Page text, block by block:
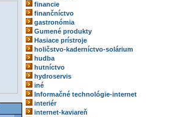
financie
finančníctvo
gastronómia
Gumené produkty
Hasiace prístroje
holičstvo-kaderníctvo-solárium
hudba
hutníctvo
hydroservis
iné
Informačné technológie-internet
interiér
internet-kaviareň